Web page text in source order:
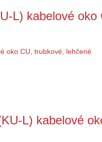
L) kabelové
L) kabelové